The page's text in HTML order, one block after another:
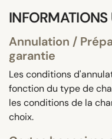
INFORMATIONS
Annulation /
garantie
Les conditions
fonction du type de
les conditions de la
choix.